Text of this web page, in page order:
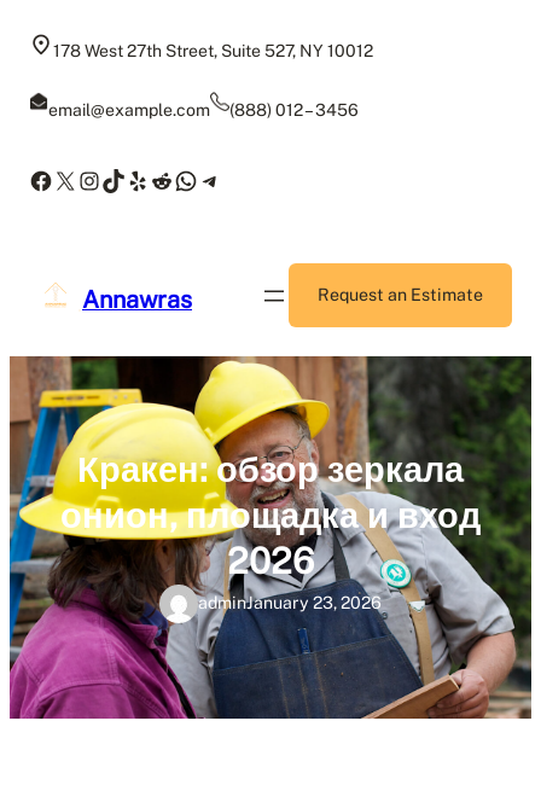
178 West 27th Street, Suite 527, NY 10012
email@example.com (888) 012 – 3456
Facebook
X Instagram
TikTok
Yelp
Reddit
WhatsApp
Telegram
Annawras Request an Estimate
Кракен: обзор зеркала
онион, площадка и вход
2026
adminJanuary 23, 2026